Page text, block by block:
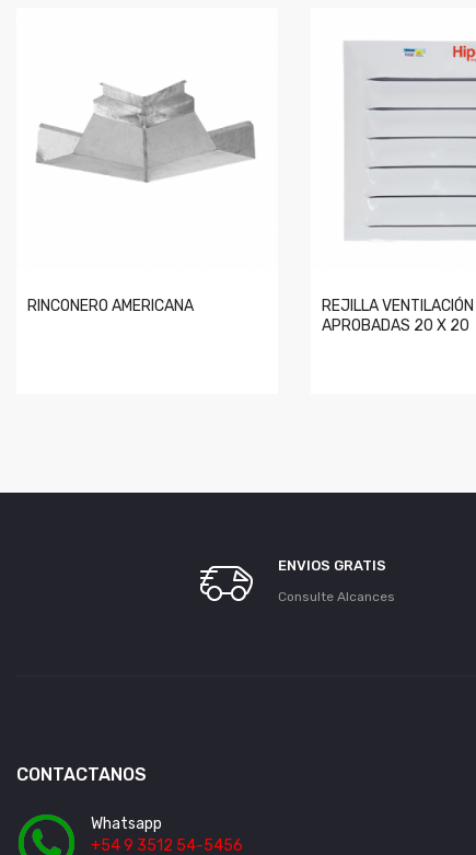
RINCONERO AMERICANA
REJILLA VENTILACIÓN
APROBADAS 20 X 20
ENVIOS GRATIS
Consulte Alcances
CONTACTANOS
Whatsapp
+54 9 3512 54-5456